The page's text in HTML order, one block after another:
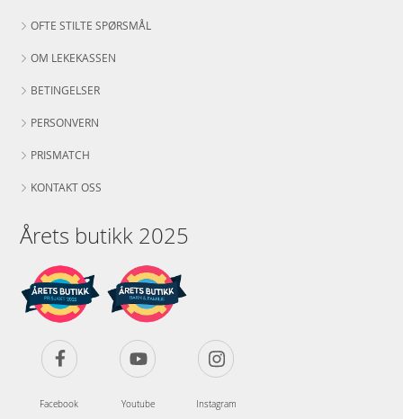
OFTE STILTE SPØRSMÅL
OM LEKEKASSEN
BETINGELSER
PERSONVERN
PRISMATCH
KONTAKT OSS
Årets butikk 2025
Facebook Youtube Instagram